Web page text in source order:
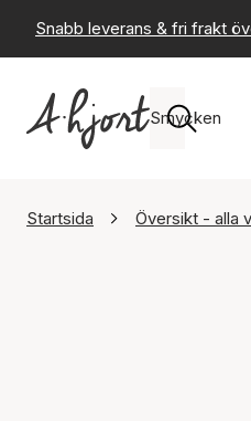
Snabb leverans & fri frakt
Smycken
Startsida Översikt - alla